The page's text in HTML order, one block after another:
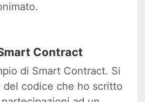
Contract
di Smart Contract. Si
codice che ho scritto